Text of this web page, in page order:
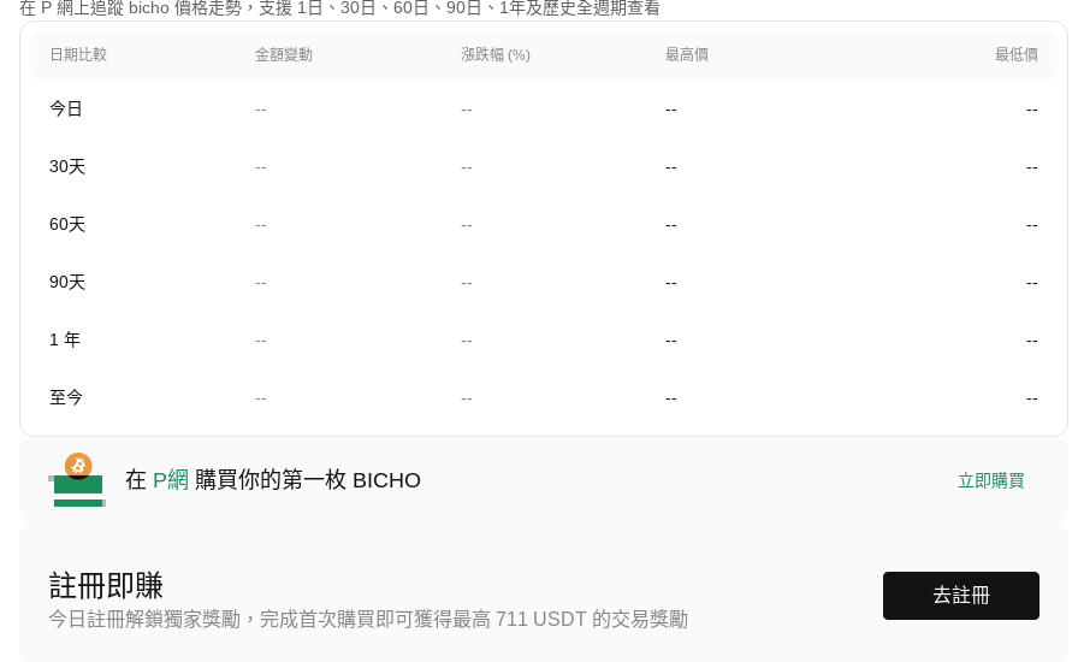
在 P 網上追蹤 bicho 價格走勢，支援 1日、30日、60日、90日、1年及歷史全週期查看
日期比較 金額變動 漲跌幅 (%) 最高價 最低價
今日 -- -- -- --
30天 -- -- -- --
60天 -- -- -- --
90天 -- -- -- --
1 年 -- -- -- --
至今 -- -- -- --
在 P網 購買你的第一枚 BICHO 立即購買
註冊即賺
今日註冊解鎖獨家獎勵，完成首次購買即可獲得最高 711 USDT 的交易獎勵
去註冊